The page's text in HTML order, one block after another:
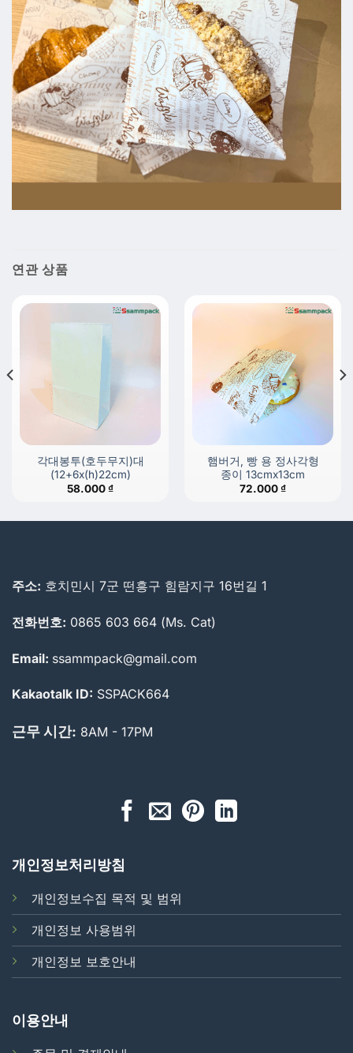
연관 상품
각대봉투(호두무지)대
(12+6x(h)22cm)
58.000₫
햄버거, 빵 용 정사각형
종이 13cmx13cm
72.000₫
주소: 호치민시 7군 떤흥구 힘람지구 16번길 1
전화번호: 0865 603 664 (Ms. Cat)
Email: ssammpack@gmail.com
Kakaotalk ID: SSPACK664
근무 시간: 8AM - 17PM
개인정보처리방침
개인정보수집 목적 및 범위
개인정보 사용범위
개인정보 보호안내
이용안내